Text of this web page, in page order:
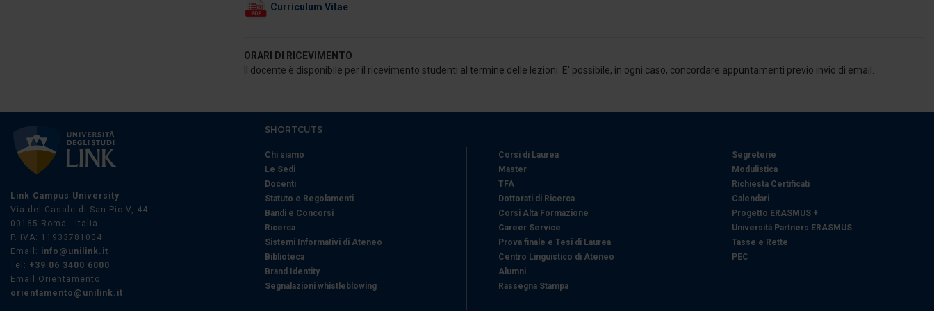
Curriculum Vitae
ORARI DI RICEVIMENTO
Il docente è disponibile per il ricevimento studenti al termine delle lezioni. E' possibile, in ogni caso, concordare appuntamenti previo invio di email.
Link Campus University
Via del Casale di San Pio V, 44
00165 Roma - Italia
P. IVA: 11933781004
Email: info@unilink.it
Tel: +39 06 3400 6000
Email Orientamento:
orientamento@unilink.it
SHORTCUTS
Chi siamo
Le Sedi
Docenti
Statuto e Regolamenti
Bandi e Concorsi
Ricerca
Sistemi Informativi di Ateneo
Biblioteca
Brand Identity
Segnalazioni whistleblowing
Corsi di Laurea
Master
TFA
Dottorati di Ricerca
Corsi Alta Formazione
Career Service
Prova finale e Tesi di Laurea
Centro Linguistico di Ateneo
Alumni
Rassegna Stampa
Segreterie
Modulistica
Richiesta Certificati
Calendari
Progetto ERASMUS +
Università Partners ERASMUS
Tasse e Rette
PEC